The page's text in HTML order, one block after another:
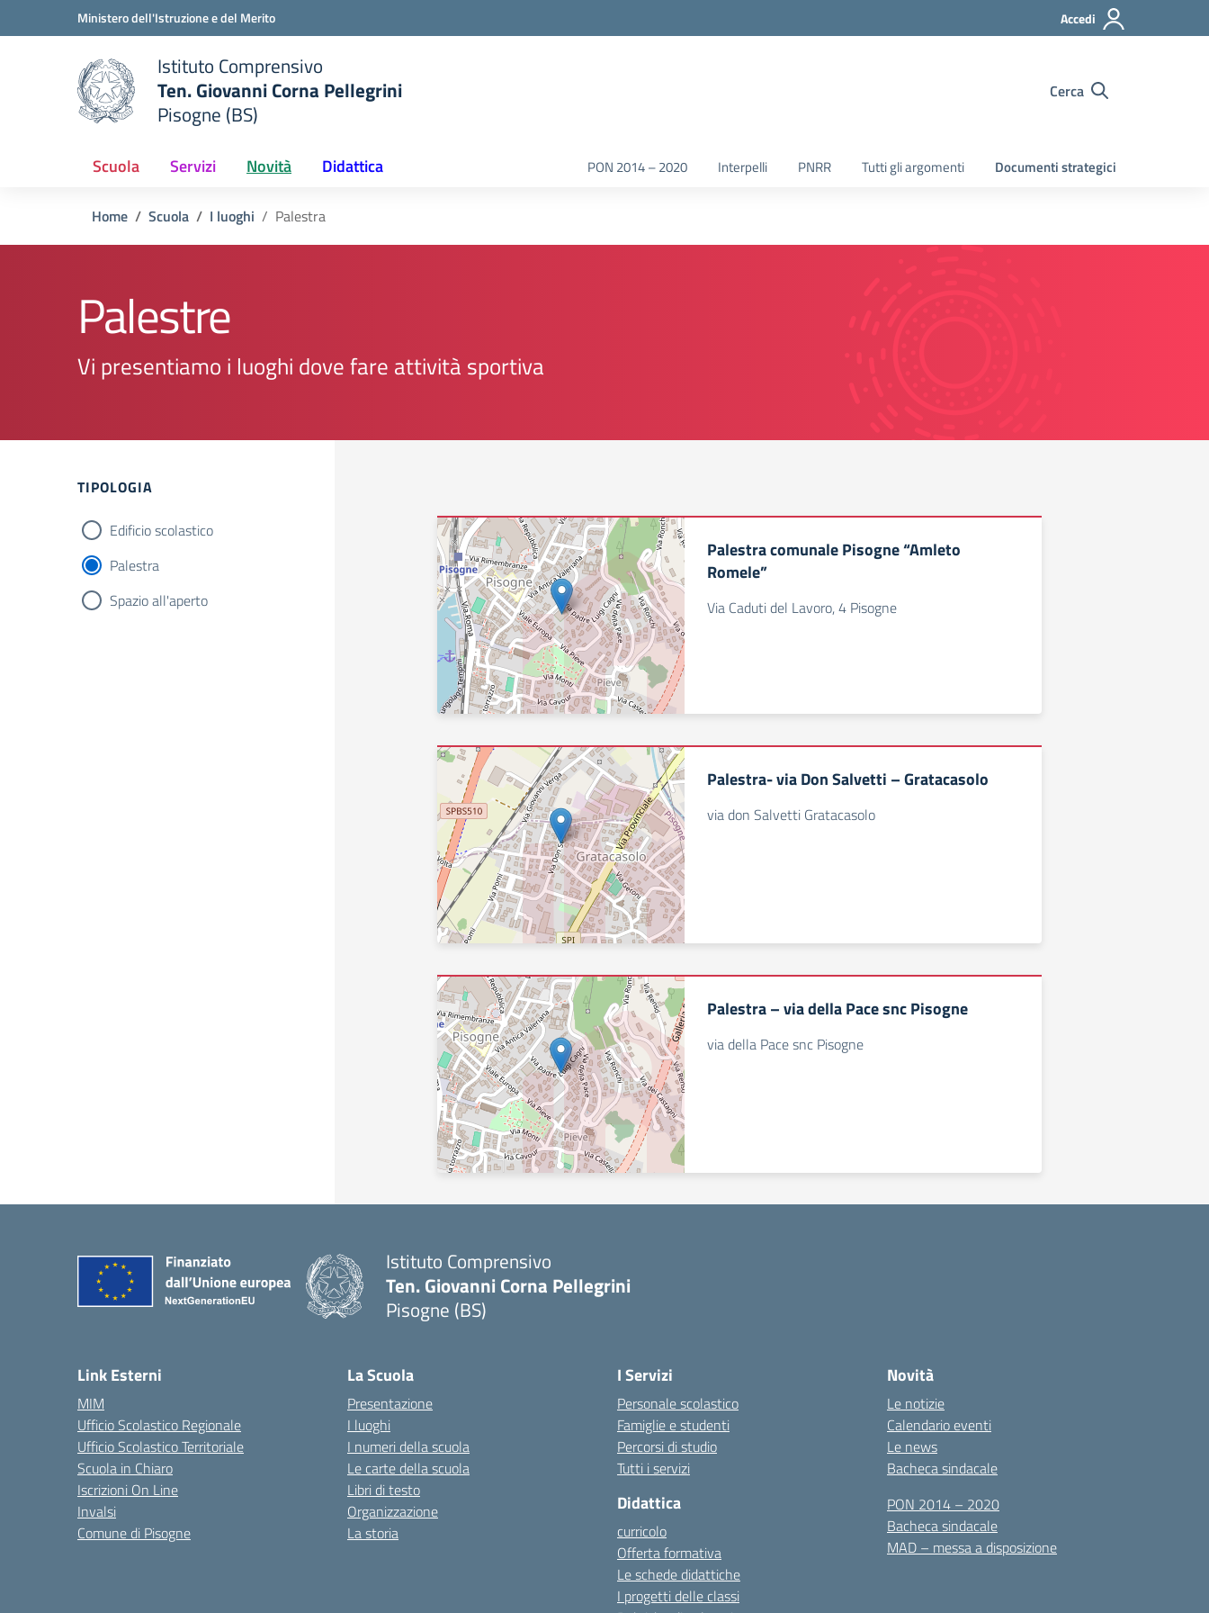
Vai ai contenuti
Vai al menu di navigazioneMinistero dell'Istruzione e del Merito Accedi
scuola
Istituto Comprensivo
Ten. Giovanni Corna Pellegrini
Pisogne (BS)
Cerca
Scuola Servizi Novità Didattica PON 2014 – 2020 Interpelli PNRR Tutti gli argomenti Documenti strategici
Home Scuola I luoghi Palestra
Palestre
Vi presentiamo i luoghi dove fare attività sportiva
Filtri
TIPOLOGIA
Edificio scolastico
Palestra
Spazio all'aperto
Palestra comunale Pisogne “Amleto
Romele”
Via Caduti del Lavoro, 4 Pisogne
Palestra- via Don Salvetti – Gratacasolo
via don Salvetti Gratacasolo
Palestra – via della Pace snc Pisogne
via della Pace snc Pisogne
Istituto Comprensivo
Ten. Giovanni Corna Pellegrini
Pisogne (BS)
Link Esterni
MIM
Ufficio Scolastico Regionale
Ufficio Scolastico Territoriale
Scuola in Chiaro
Iscrizioni On Line
Invalsi
Comune di Pisogne
La Scuola
Presentazione
I luoghi
I numeri della scuola
Le carte della scuola
Libri di testo
Organizzazione
La storia
I Servizi
Personale scolastico
Famiglie e studenti
Percorsi di studio
Tutti i servizi
Didattica
curricolo
Offerta formativa
Le schede didattiche
I progetti delle classi
Novità
Le notizie
Calendario eventi
Le news
Bacheca sindacale
PON 2014 – 2020
Bacheca sindacale
MAD – messa a disposizione